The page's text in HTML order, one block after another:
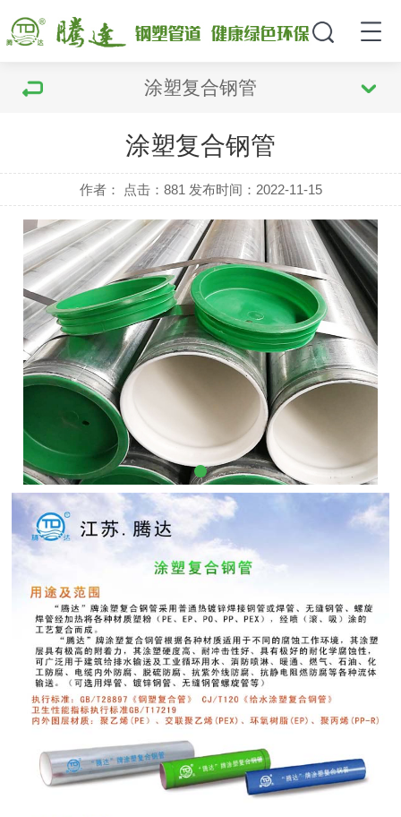
涂塑复合钢管
涂塑复合钢管
作者： 点击：881 发布时间：2022-11-15